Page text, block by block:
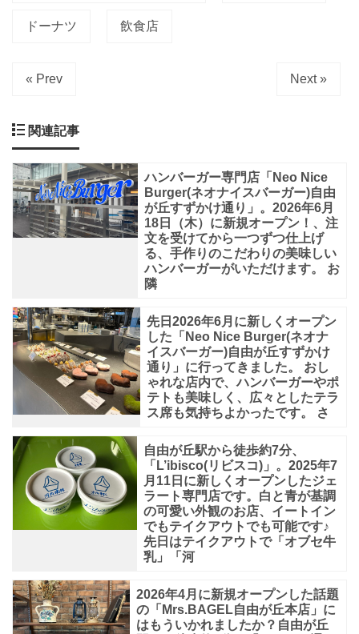
ウ
プ
が
あ
り
ま
番
の
オ
リ
ル・
グ
レ
ー
の
美
ドーナツ 飲食店
« Prev Next »
関連記事
ハンバーガー専門店「Neo Nice
Burger(ネオナイスバーガー)自由
が丘すずかけ通り」。2026年6月
18日（木）に新規オープン！、注
文を受けてから一つずつ仕上げ
る、手作りのこだわりの美味しい
ハンバーガーがいただけます。 お
隣
先日2026年6月に新しくオープン
した「Neo Nice Burger(ネオナ
イスバーガー)自由が丘すずかけ
通り」に行ってきました。 おし
ゃれな店内で、ハンバーガーやポ
テトも美味しく、広々としたテラ
ス席も気持ちよかったです。 さ
自由が丘駅から徒歩約7分、
「L’ibisco(リビスコ)」。2025年7
月11日に新しくオープンしたジェ
ラート専門店です。白と青が基調
の可愛い外観のお店、イートイン
でもテイクアウトでも可能です♪
先日はテイクアウトで「オブセ牛
乳」「河
2026年4月に新規オープンした話題
の「Mrs.BAGEL自由が丘本店」に
はもういかれましたか？自由が丘